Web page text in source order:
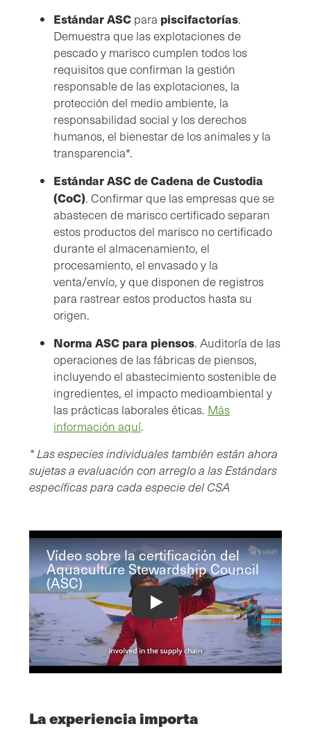
Estándar ASC para piscifactorías.
Demuestra que las explotaciones de
pescado y marisco cumplen todos los
requisitos que confirman la gestión
responsable de las explotaciones, la
protección del medio ambiente, la
responsabilidad social y los derechos
humanos, el bienestar de los animales y la
transparencia*.
Estándar ASC de Cadena de Custodia
(CoC). Confirmar que las empresas que se
abastecen de marisco certificado separan
estos productos del marisco no certificado
durante el almacenamiento, el
procesamiento, el envasado y la
venta/envío, y que disponen de registros
para rastrear estos productos hasta su
origen.
Norma ASC para piensos. Auditoría de las
operaciones de las fábricas de piensos,
incluyendo el abastecimiento sostenible de
ingredientes, el impacto medioambiental y
las prácticas laborales éticas. Más
información aquí.
* Las especies individuales también están ahora
sujetas a evaluación con arreglo a las Estándars
específicas para cada especie del CSA
Vídeo sobre la certificación del
Aquaculture Stewardship Council
(ASC)
Aquaculture Stewardship Council
La experiencia importa